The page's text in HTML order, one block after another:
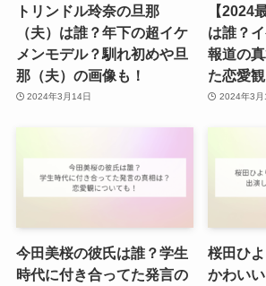
トリンドル玲奈の旦那
（夫）は誰？年下の超イケ
メンモデル？馴れ初めや旦
那（夫）の画像も！
2024年3月14日
【2024
は誰？
報道の
た恋愛
2024年3月
今田美桜の彼氏は誰？学生
時代に付き合ってた発言の
桜田ひ
かわい